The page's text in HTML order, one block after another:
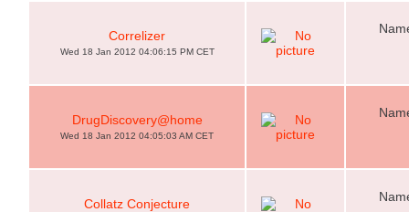
Correlizer
Wed 18 Jan 2012 04:06:15 PM CET
DrugDiscovery@home
Wed 18 Jan 2012 04:05:03 AM CET
Collatz Conjecture